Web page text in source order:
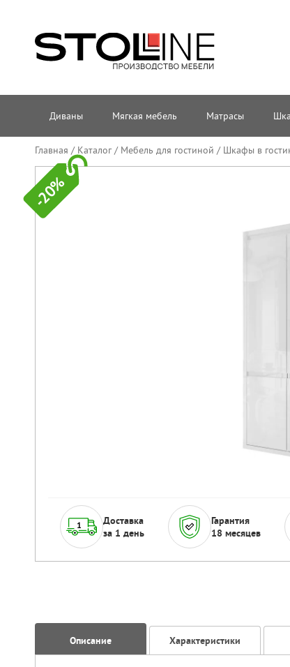
Диваны Мягкая мебель Матрасы
Главная / Каталог/ Мебель для гостиной / Шкафы в
-20%
Доставка
за 1 день
Гарантия
18 месяцев
Описание Характеристики